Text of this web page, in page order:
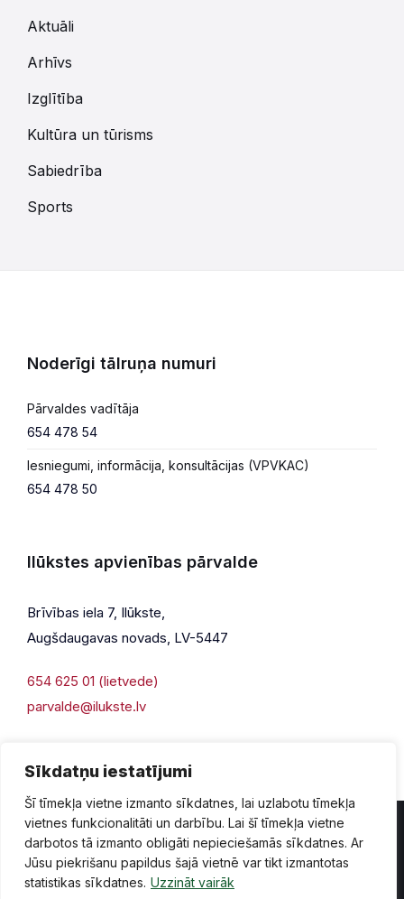
Sīkdatņu iestatījumi
Šī tīmekļa vietne izmanto sīkdatnes, lai uzlabotu tīmekļa
vietnes funkcionalitāti un darbību. Lai šī tīmekļa vietne
darbotos tā izmanto obligāti nepieciešamās sīkdatnes. Ar
Jūsu piekrišanu papildus šajā vietnē var tikt izmantotas
statistikas sīkdatnes. Uzzināt vairāk
Aktuāli
Arhīvs
Izglītība
Kultūra un tūrisms
Sabiedrība
Sports
Noderīgi tālruņa numuri
Pārvaldes vadītāja
654 478 54
Iesniegumi, informācija, konsultācijas (VPVKAC)
654 478 50
Ilūkstes apvienības pārvalde
Brīvības iela 7, Ilūkste,
Augšdaugavas novads, LV-5447
654 625 01 (lietvede)
parvalde@ilukste.lv
Privātuma politika Piekļūstamība
Lapas karte